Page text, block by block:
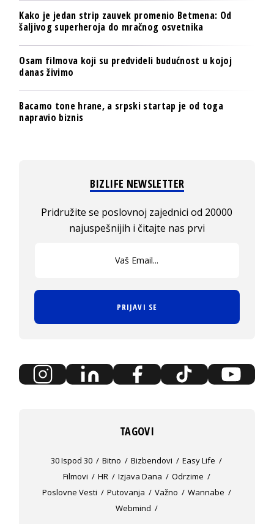
Kako je jedan strip zauvek promenio Betmena: Od
šaljivog superheroja do mračnog osvetnika
Osam filmova koji su predvideli budućnost u kojoj
danas živimo
Bacamo tone hrane, a srpski startap je od toga
napravio biznis
BIZLIFE NEWSLETTER
Pridružite se poslovnoj zajednici od 20000
najuspešnijih i čitajte nas prvi
PRIJAVI SE
TAGOVI
30 Ispod 30 Bitno Bizbendovi
Easy Life
Filmovi
HR Izjava Dana
Odrzime
Poslovne Vesti
Putovanja Važno
Wannabe
Webmind